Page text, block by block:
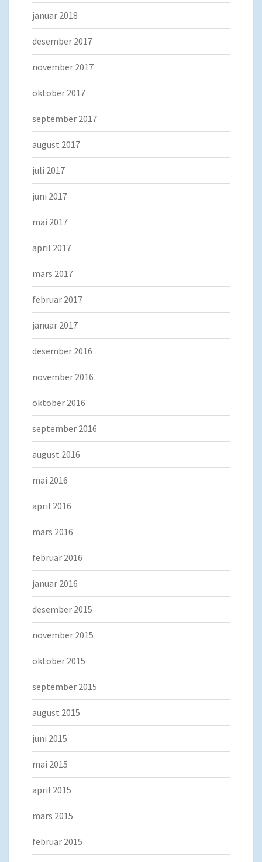
januar 2018
desember 2017
november 2017
oktober 2017
september 2017
august 2017
juli 2017
juni 2017
mai 2017
april 2017
mars 2017
februar 2017
januar 2017
desember 2016
november 2016
oktober 2016
september 2016
august 2016
mai 2016
april 2016
mars 2016
februar 2016
januar 2016
desember 2015
november 2015
oktober 2015
september 2015
august 2015
juni 2015
mai 2015
april 2015
mars 2015
februar 2015